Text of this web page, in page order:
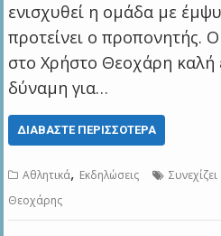
ενισχυθεί η ομάδα με
προτείνει ο προπονητής.
στο Χρήστο Θεοχάρη καλή
δύναμη για…
ΔΙΑΒΆΣΤΕ ΠΕΡΙΣΣΌΤΕΡΑ
Αθλητικά, Εκδηλώσεις
Θεοχάρης